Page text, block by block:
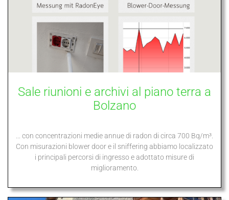
Sale riunioni e archivi al piano terra a
Bolzano
... con concentrazioni medie annue di radon di circa 700 Bq/m³.
Con misurazioni blower door e il sniffering abbiamo localizzato
i principali percorsi di ingresso e adottato misure di
miglioramento.